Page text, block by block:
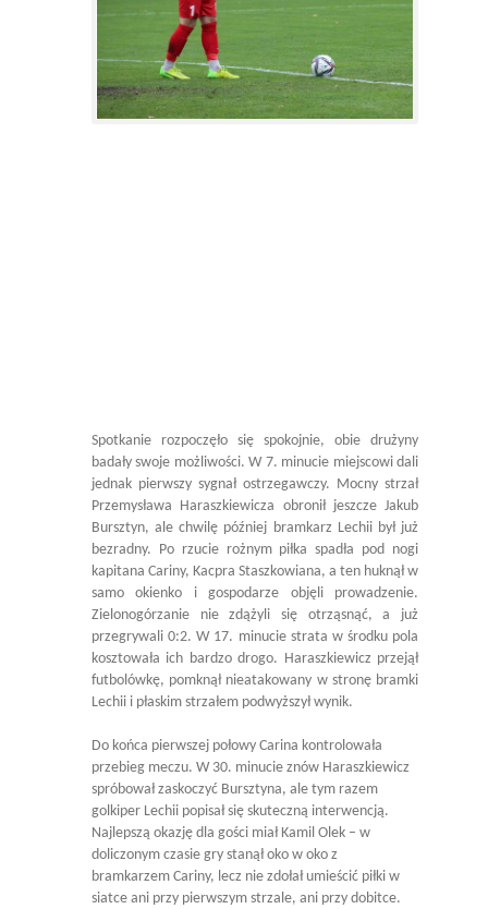
Spotkanie rozpoczęło się spokojnie, obie drużyny
badały swoje możliwości. W 7. minucie miejscowi dali
jednak pierwszy sygnał ostrzegawczy. Mocny strzał
Przemysława Haraszkiewicza obronił jeszcze Jakub
Bursztyn, ale chwilę później bramkarz Lechii był już
bezradny. Po rzucie rożnym piłka spadła pod nogi
kapitana Cariny, Kacpra Staszkowiana, a ten huknął w
samo okienko i gospodarze objęli prowadzenie.
Zielonogórzanie nie zdążyli się otrząsnąć, a już
przegrywali 0:2. W 17. minucie strata w środku pola
kosztowała ich bardzo drogo. Haraszkiewicz przejął
futbolówkę, pomknął nieatakowany w stronę bramki
Lechii i płaskim strzałem podwyższył wynik.
Do końca pierwszej połowy Carina kontrolowała
przebieg meczu. W 30. minucie znów Haraszkiewicz
spróbował zaskoczyć Bursztyna, ale tym razem
golkiper Lechii popisał się skuteczną interwencją.
Najlepszą okazję dla gości miał Kamil Olek – w
doliczonym czasie gry stanął oko w oko z
bramkarzem Cariny, lecz nie zdołał umieścić piłki w
siatce ani przy pierwszym strzale, ani przy dobitce.